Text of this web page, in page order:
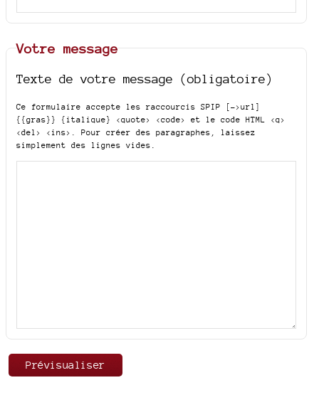
Votre message
Texte de votre message (obligatoire)
Ce formulaire accepte les raccourcis SPIP
[->url]
{{gras}} {italique} <quote> <code>
et le code HTML <q>
<del> <ins> . Pour créer des paragraphes, laissez
simplement des lignes vides.